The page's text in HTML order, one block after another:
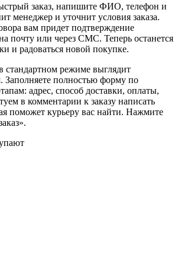
заказ, напишите ФИО, телефон и
менеджер и уточнит условия заказа.
вам придет подтверждение
почту или через СМС. Теперь останется
и радоваться новой покупке.
стандартном режиме выглядит
Заполняете полностью форму по
адрес, способ доставки, оплаты,
в комментарии к заказу написать
поможет курьеру вас найти. Нажмите